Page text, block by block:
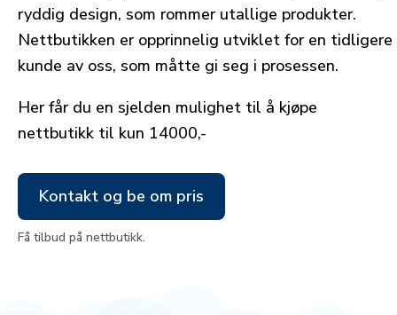
ryddig design, som rommer utallige produkter.
Nettbutikken er opprinnelig utviklet for en tidligere
kunde av oss, som måtte gi seg i prosessen.
Her får du en sjelden mulighet til å kjøpe
nettbutikk til kun 14000,-
Kontakt og be om pris
Få tilbud på nettbutikk.